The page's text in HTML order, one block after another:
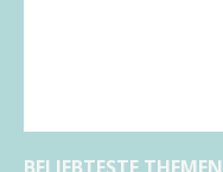
BELIEBTESTE THEMEN